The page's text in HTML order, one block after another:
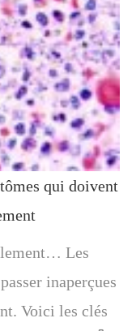
qui doivent
Les
inaperçues
Voici les clés